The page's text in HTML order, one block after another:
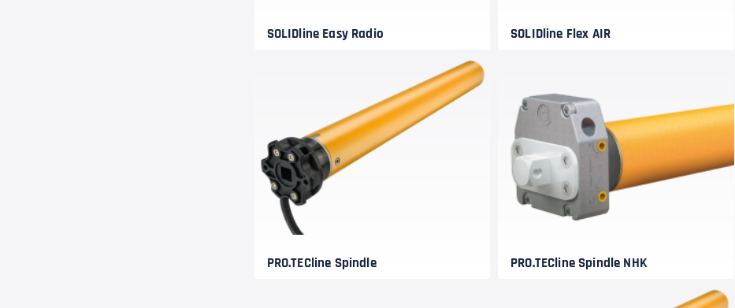
SOLIDline Easy Radio SOLIDline Flex AIR
PRO.TECline Spindle PRO.TECline Spindle NHK